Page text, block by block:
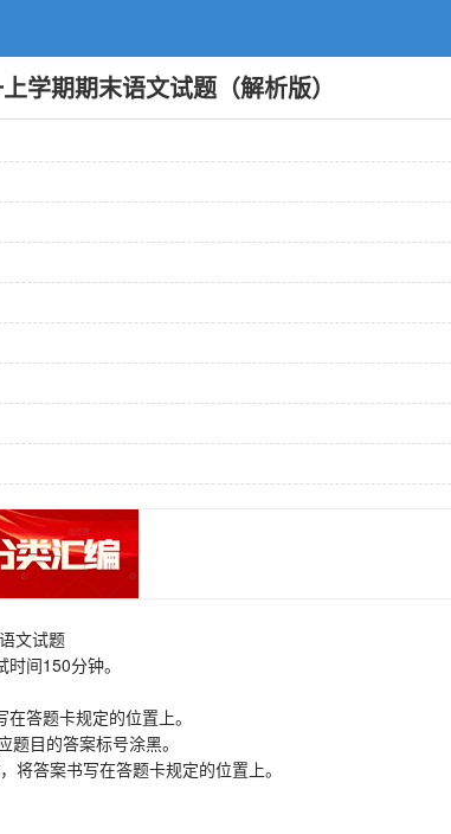
学期期末语文试题（解析版）
文试题
间150分钟。
答题卡规定的位置上。
目的答案标号涂黑。
答案书写在答题卡规定的位置上。